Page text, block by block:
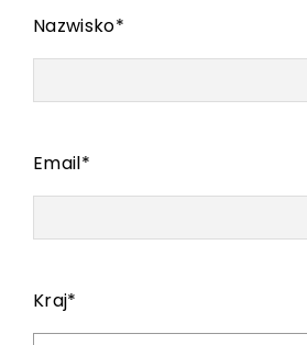
Nazwisko*
Email*
Kraj*